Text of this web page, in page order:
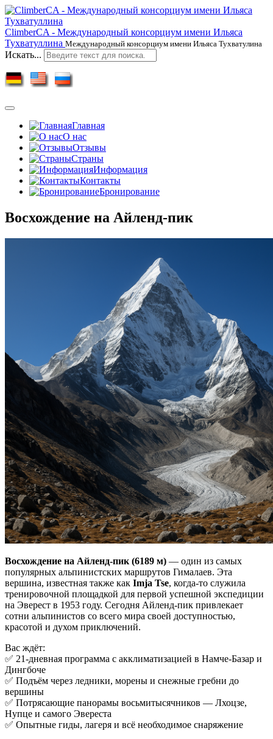
ClimberCA - Международный консорциум имени Ильяса
Тухватуллина Международный консорциум имени Ильяса Тухватулина
Искать...
Главная
О нас
Отзывы
Страны
Информация
Контакты
Бронирование
Восхождение на Айленд-пик
Восхождение на Айленд-пик (6189 м) — один из самых
популярных альпинистских маршрутов Гималаев. Эта
вершина, известная также как Imja Tse, когда-то служила
тренировочной площадкой для первой успешной экспедиции
на Эверест в 1953 году. Сегодня Айленд-пик привлекает
сотни альпинистов со всего мира своей доступностью,
красотой и духом приключений.
Вас ждёт:
✅ 21-дневная программа с акклиматизацией в Намче-Базар и
Дингбоче
✅ Подъём через ледники, морены и снежные гребни до
вершины
✅ Потрясающие панорамы восьмитысячников — Лхоцзе,
Нупце и самого Эвереста
✅ Опытные гиды, лагеря и всё необходимое снаряжение